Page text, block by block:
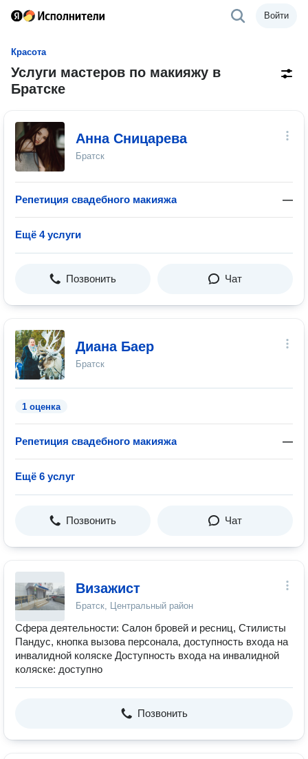
Войти
Красота
Услуги мастеров по макияжу в
Братске
Анна Сницарева
Братск
Репетиция свадебного макияжа —
Ещё 4 услуги
Позвонить Чат
Диана Баер
Братск
1 оценка
Репетиция свадебного макияжа —
Ещё 6 услуг
Позвонить Чат
Визажист
Братск, Центральный район
Сфера деятельности: Салон бровей и ресниц, Стилисты
Пандус, кнопка вызова персонала, доступность входа на
инвалидной коляске Доступность входа на инвалидной
коляске: доступно
Позвонить